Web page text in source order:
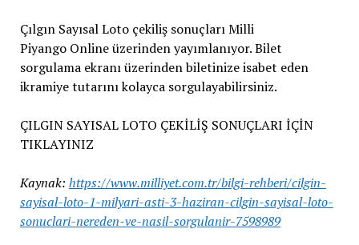
Çılgın Sayısal Loto çekiliş sonuçları Milli
Piyango Online üzerinden yayımlanıyor. Bilet
sorgulama ekranı üzerinden biletinize isabet eden
ikramiye tutarını kolayca sorgulayabilirsiniz.
ÇILGIN SAYISAL LOTO ÇEKİLİŞ SONUÇLARI İÇİN
TIKLAYINIZ
Kaynak: https://www.milliyet.com.tr/bilgi-rehberi/cilgin-
sayisal-loto-1-milyari-asti-3-haziran-cilgin-sayisal-loto-
sonuclari-nereden-ve-nasil-sorgulanir-7598989